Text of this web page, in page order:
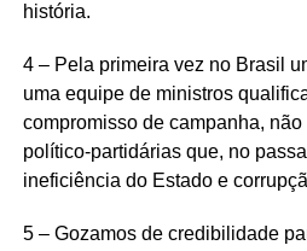
história.
4 – Pela primeira vez no Brasil
uma equipe de ministros
compromisso de campanha,
político-partidárias que, no
ineficiência do Estado e
5 – Gozamos de credibilidade